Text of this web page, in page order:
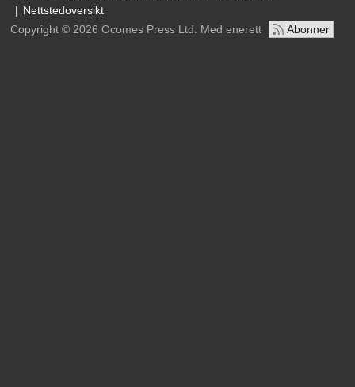
Nettstedoversikt
Copyright © 2026 Ocomes Press Ltd. Med enerett
Abonner